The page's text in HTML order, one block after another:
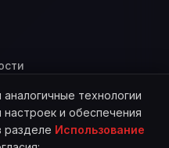
технологии
и обеспечения
разделе Использование